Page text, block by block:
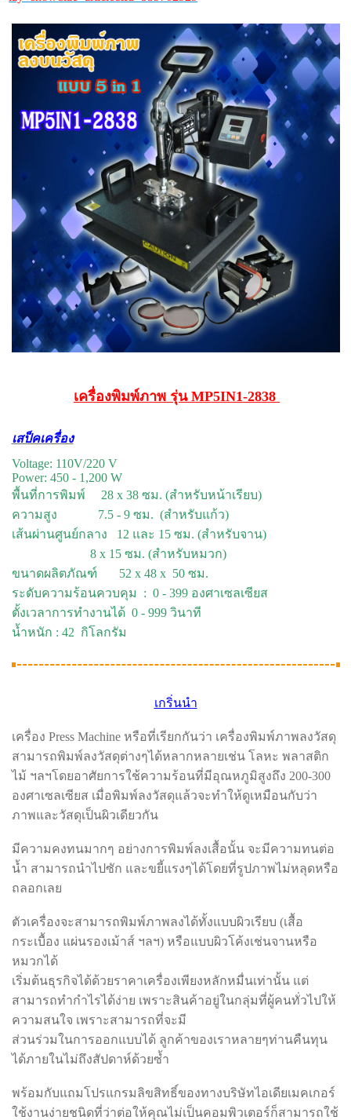
เครื่องพิมพ์ภาพ รุ่น MP5IN1-2838
เสป็คเครื่อง
Voltage: 110V/220 V
Power: 450 - 1,200 W
พื้นที่การพิมพ์ 28 x 38 ซม. (สำหรับหน้าเรียบ)
ความสูง 7.5 - 9 ซม. (สำหรับแก้ว)
เส้นผ่านศูนย์กลาง 12 และ 15 ซม. (สำหรับจาน)
8 x 15 ซม. (สำหรับหมวก)
ขนาดผลิตภัณฑ์ 52 x 48 x 50 ซม.
ระดับความร้อนควบคุม : 0 - 399 องศาเซลเซียส
ตั้งเวลาการทำงานได้ 0 - 999 วินาที
น้ำหนัก : 42 กิโลกรัม
เกริ่นนำ
เครื่อง Press Machine หรือที่เรียกกันว่า เครื่องพิมพ์ภาพลงวัสดุ
สามารถพิมพ์ลงวัสดุต่างๆได้หลากหลายเช่น โลหะ พลาสติก
ไม้ ฯลฯโดยอาศัยการใช้ความร้อนที่มีอุณหภูมิสูงถึง 200-300
องศาเซลเซียส เมื่อพิมพ์ลงวัสดุแล้วจะทำให้ดูเหมือนกับว่า
ภาพและวัสดุเป็นผิวเดียวกัน
มีความคงทนมากๆ อย่างการพิมพ์ลงเสื้อนั้น จะมีความทนต่อ
น้ำ สามารถนำไปซัก และขยี้แรงๆได้โดยที่รูปภาพไม่หลุดหรือ
ถลอกเลย
ตัวเครื่องจะสามารถพิมพ์ภาพลงได้ทั้งแบบผิวเรียบ (เสื้อ
กระเบื้อง แผ่นรองเม้าส์ ฯลฯ) หรือแบบผิวโค้งเช่นจานหรือ
หมวกได้
เริ่มต้นธุรกิจได้ด้วยราคาเครื่องเพียงหลักหมื่นเท่านั้น แต่
สามารถทำกำไรได้ง่าย เพราะสินค้าอยู่ในกลุ่มที่ผู้คนทั่วไปให้
ความสนใจ เพราะสามารถที่จะมี
ส่วนร่วมในการออกแบบได้ ลูกค้าของเราหลายๆท่านคืนทุน
ได้ภายในไม่ถึงสัปดาห์ด้วยซ้ำ
พร้อมกับแถมโปรแกรมลิขสิทธิ์ของทางบริษัทไอเดียเมคเกอร์
ใช้งานง่ายชนิดที่ว่าต่อให้คุณไม่เป็นคอมพิวเตอร์ก็สามารถใช้